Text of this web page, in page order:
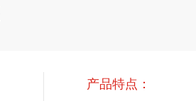
产品特点：